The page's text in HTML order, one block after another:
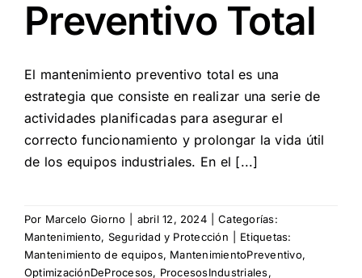
Preventivo Total
El mantenimiento preventivo total es una
estrategia que consiste en realizar una serie de
actividades planificadas para asegurar el
correcto funcionamiento y prolongar la vida útil
de los equipos industriales. En el [...]
Por Marcelo Giorno abril 12, 2024
Categorías:
Mantenimiento, Seguridad y Protección
Etiquetas:
Mantenimiento de equipos, MantenimientoPreventivo,
OptimizaciónDeProcesos, ProcesosIndustriales,